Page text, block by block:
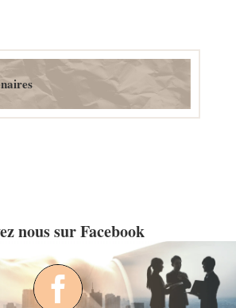
nous sur Facebook
